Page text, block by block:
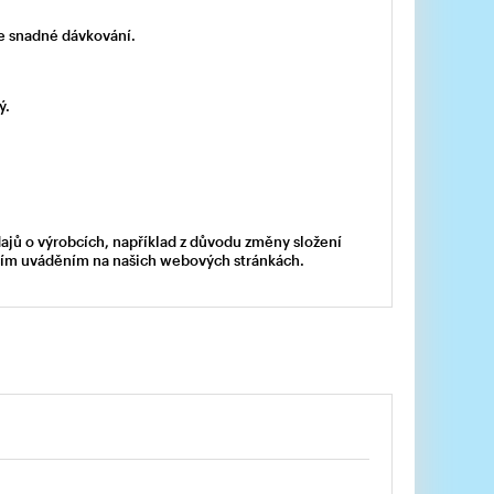
snadné dávkování.
o výrobcích, například z důvodu změny složení
uváděním na našich webových stránkách.